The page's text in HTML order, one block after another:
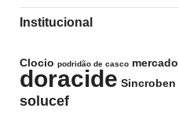
Institucional
Clocio podridão de casco mercado
doracide Sincroben
solucef